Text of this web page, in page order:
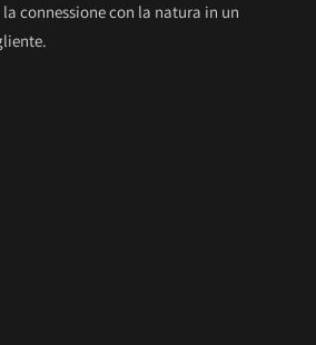
connessione con la natura in un